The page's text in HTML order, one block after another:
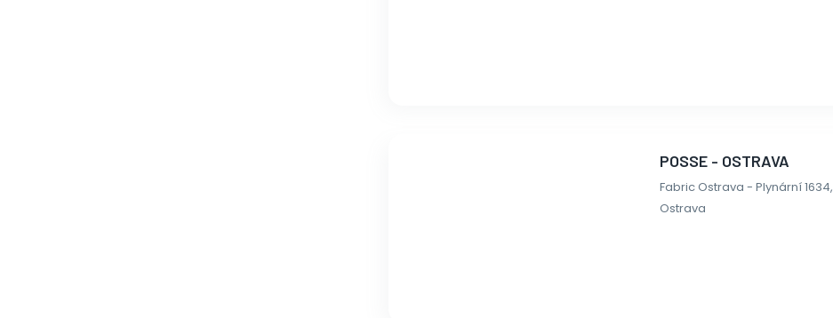
POSSE - OSTRAVA
Fabric Ostrava - Plynární 1634,
Ostrava